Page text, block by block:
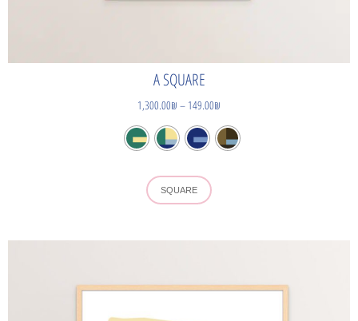
A SQUARE
149.00₪
–
1,300.00₪
SQUARE